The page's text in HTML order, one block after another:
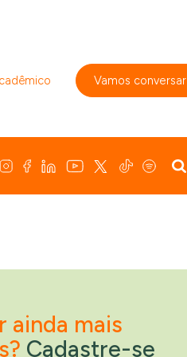
Vamos conversar
ainda mais
Cadastre-se